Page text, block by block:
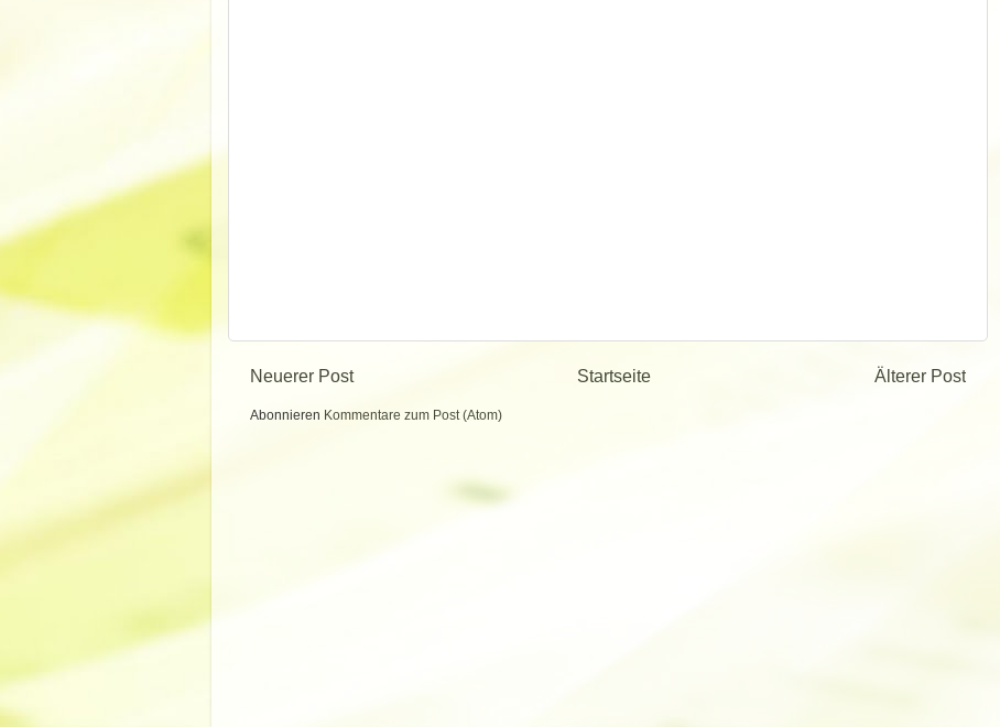
Neuerer Post Älterer Post
Startseite
Abonnieren Kommentare zum Post (Atom)